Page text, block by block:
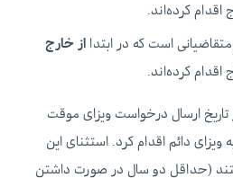
اقدام کرده‌اند.
از خارج
اقدام کرده‌اند.
تاریخ ارسال درخواست ویزای موقت
ویزای دائم اقدام کرد. استثنای این
(حداقل دو سال در صورت داشتن